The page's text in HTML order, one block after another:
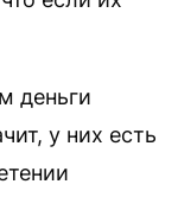
деньги
у них есть